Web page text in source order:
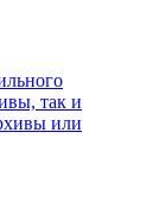
так и
или